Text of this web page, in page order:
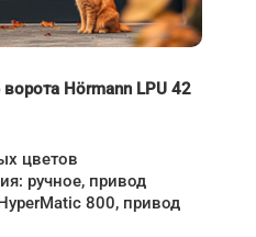
Hörmann LPU 42
цветов
ручное, привод
800, привод